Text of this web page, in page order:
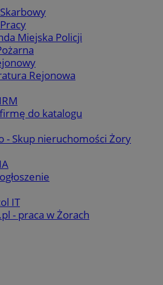
Miejska Policji
Rejonowa
do katalogu
- Skup nieruchomości Żory
IT
- praca w Żorach